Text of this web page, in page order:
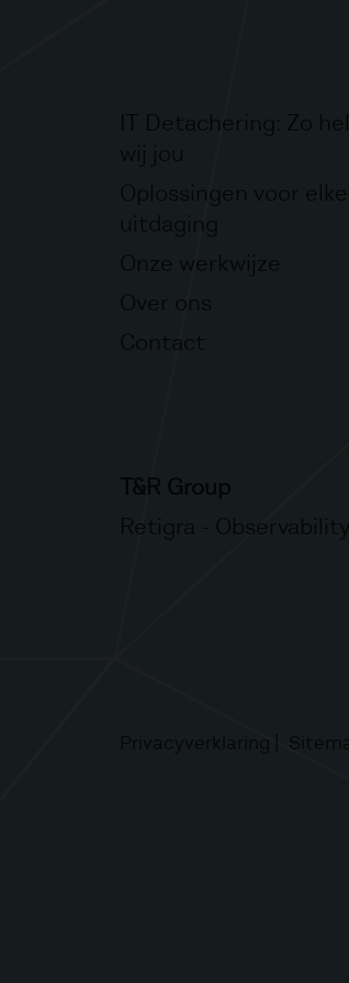
IT Detachering: Zo
Oplossingen voor elke
uitdaging
Onze werkwijze
Over ons
Contact
T&R Group
Retigra - Observability
Privacyverklaring